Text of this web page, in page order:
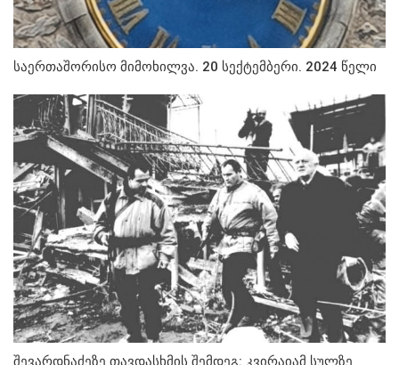
საერთაშორისო მიმოხილვა. 20 სექტემბერი. 2024 წელი
შევარდნაძეზე თავდასხმის შემდეგ: კვირაიამ სულზე